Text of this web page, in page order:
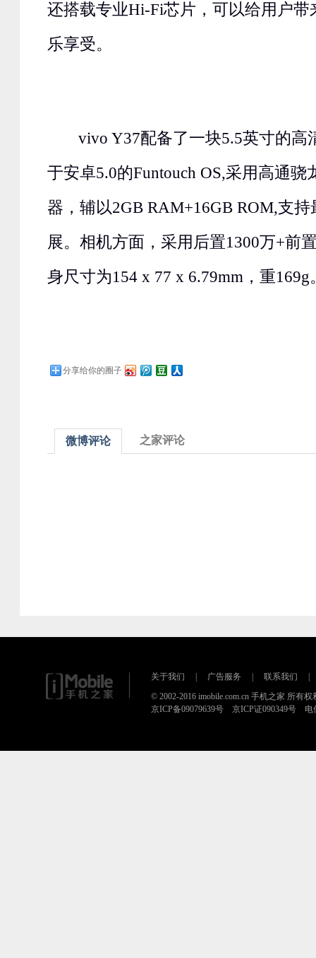
还搭载专业Hi-Fi芯片，可以给用户带
乐享受。
vivo Y37配备了一块5.5英寸的高
于安卓5.0的Funtouch OS,采用高通骁
器，辅以2GB RAM+16GB ROM,支持
展。相机方面，采用后置1300万+前
身尺寸为154 x 77 x 6.79mm，重169g
分享给你的圈子
微博评论 之家评论
关于我们 广告服务 联系我们
© 2002-2016 imobile.com.cn 手机之家 所有权
京ICP备09079639号 京ICP证090349号 电